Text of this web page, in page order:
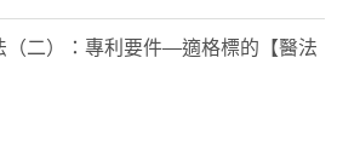
（二）：專利要件—適格標的【醫法